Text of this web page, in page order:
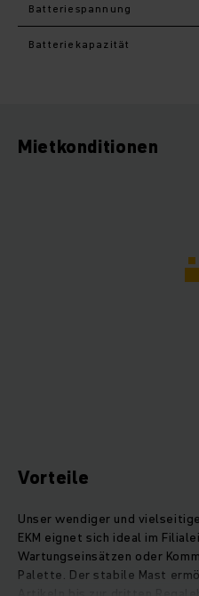
Batteriespannung
Batteriekapazität
Mietkonditionen
Vorteile
Unser wendiger und
EKM eignet sich ideal im
Wartungseinsätzen oder
Palette. Der stabile Mast